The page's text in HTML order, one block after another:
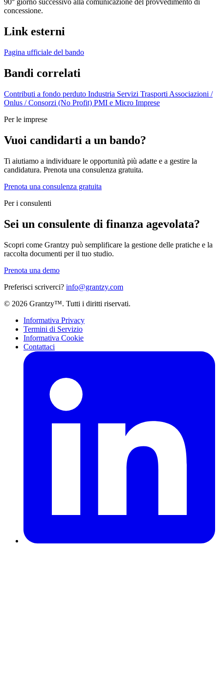
90° giorno successivo alla comunicazione del provvedimento di
concessione.
Link esterni
Pagina ufficiale del bando
Bandi correlati
Contributi a fondo perduto Industria Servizi Trasporti Associazioni /
Onlus / Consorzi (No Profit) PMI e Micro Imprese
Per le imprese
Vuoi candidarti a un bando?
Ti aiutiamo a individuare le opportunità più adatte e a gestire la
candidatura. Prenota una consulenza gratuita.
Prenota una consulenza gratuita
Per i consulenti
Sei un consulente di finanza agevolata?
Scopri come Grantzy può semplificare la gestione delle pratiche e la
raccolta documenti per il tuo studio.
Prenota una demo
Preferisci scriverci? info@grantzy.com
© 2026 Grantzy™. Tutti i diritti riservati.
Informativa Privacy
Termini di Servizio
Informativa Cookie
Contattaci